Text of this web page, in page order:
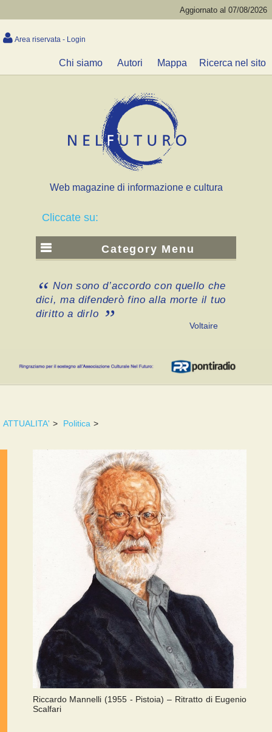
Aggiornato al 07/08/2026
Area riservata - Login
Chi siamo Autori Mappa Ricerca nel sito
Web magazine di informazione e cultura
Cliccate su:
Category Menu
Non sono d’accordo con quello che
dici, ma difenderò fino alla morte il tuo
diritto a dirlo
Voltaire
ATTUALITA' > Politica >
Riccardo Mannelli (1955 - Pistoia) – Ritratto di Eugenio
Scalfari